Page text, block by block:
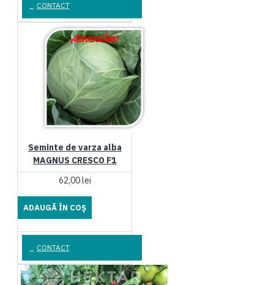
CONTACT
Seminte de varza alba
MAGNUS CRESCO F1
62,00 lei
ADAUGĂ ÎN COŞ
CONTACT